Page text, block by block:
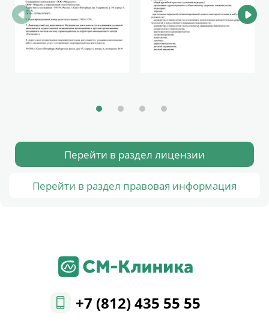
Перейти в раздел лицензии
Перейти в раздел правовая информация
+7 (812) 435 55 55